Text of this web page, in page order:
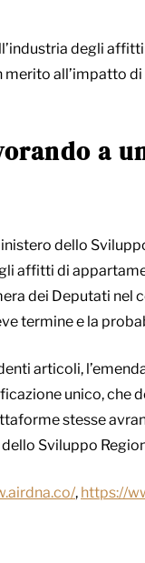
degli
all’impatto
a
dello
affitti di
dei Deputati nel
termine e la
articoli,
unico, che
stesse
Sviluppo
, https://